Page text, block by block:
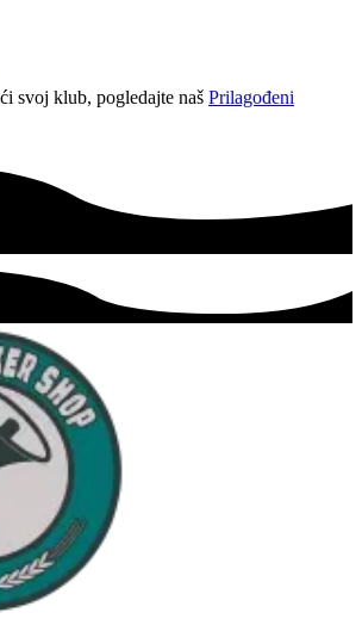
svoj klub, pogledajte naš Prilagođeni